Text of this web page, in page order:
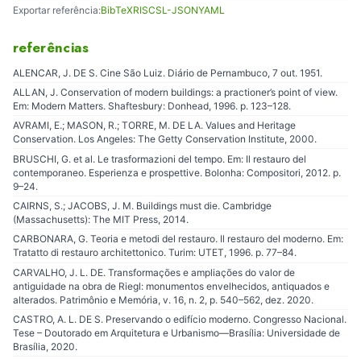
Exportar referência:BibTeXRISCSL-JSONYAML
referências
ALENCAR, J. DE S. Cine São Luiz. Diário de Pernambuco, 7 out. 1951.
ALLAN, J. Conservation of modern buildings: a practioner’s point of view.
Em: Modern Matters. Shaftesbury: Donhead, 1996. p. 123–128.
AVRAMI, E.; MASON, R.; TORRE, M. DE LA. Values and Heritage
Conservation. Los Angeles: The Getty Conservation Institute, 2000.
BRUSCHI, G. et al. Le trasformazioni del tempo. Em: Il restauro del
contemporaneo. Esperienza e prospettive. Bolonha: Compositori, 2012. p.
9–24.
CAIRNS, S.; JACOBS, J. M. Buildings must die. Cambridge
(Massachusetts): The MIT Press, 2014.
CARBONARA, G. Teoria e metodi del restauro. Il restauro del moderno. Em:
Tratatto di restauro architettonico. Turim: UTET, 1996. p. 77–84.
CARVALHO, J. L. DE. Transformações e ampliações do valor de
antiguidade na obra de Riegl: monumentos envelhecidos, antiquados e
alterados. Patrimônio e Memória, v. 16, n. 2, p. 540–562, dez. 2020.
CASTRO, A. L. DE S. Preservando o edifício moderno. Congresso Nacional.
Tese – Doutorado em Arquitetura e Urbanismo—Brasília: Universidade de
Brasília, 2020.